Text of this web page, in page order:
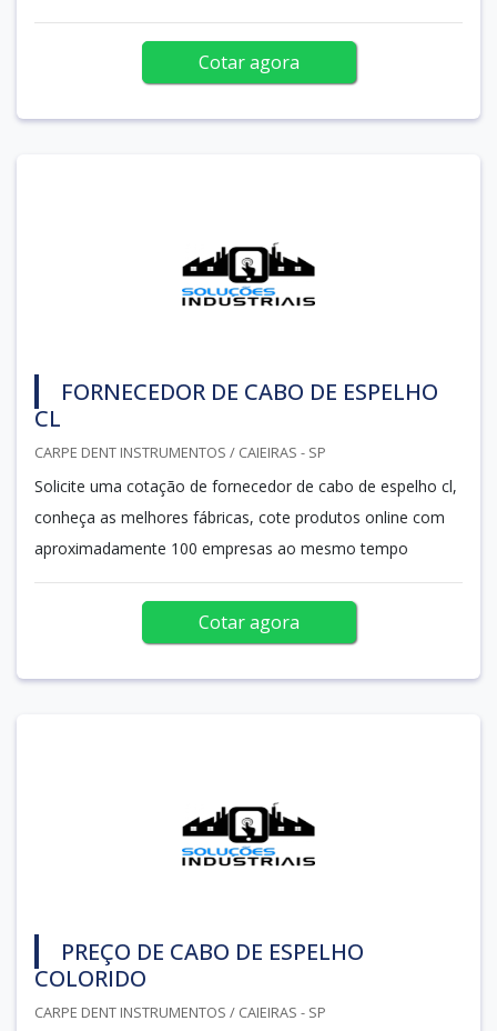
Cotar agora
FORNECEDOR DE CABO DE ESPELHO
CL
CARPE DENT INSTRUMENTOS / CAIEIRAS - SP
Solicite uma cotação de fornecedor de cabo de espelho cl,
conheça as melhores fábricas, cote produtos online com
aproximadamente 100 empresas ao mesmo tempo
Cotar agora
PREÇO DE CABO DE ESPELHO
COLORIDO
CARPE DENT INSTRUMENTOS / CAIEIRAS - SP